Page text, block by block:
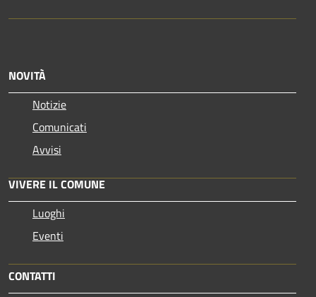
NOVITÀ
Notizie
Comunicati
Avvisi
VIVERE IL COMUNE
Luoghi
Eventi
CONTATTI